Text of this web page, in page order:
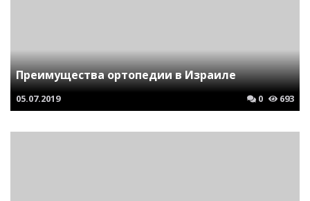
Преимущества ортопедии в Израиле
05.07.2019 0 693